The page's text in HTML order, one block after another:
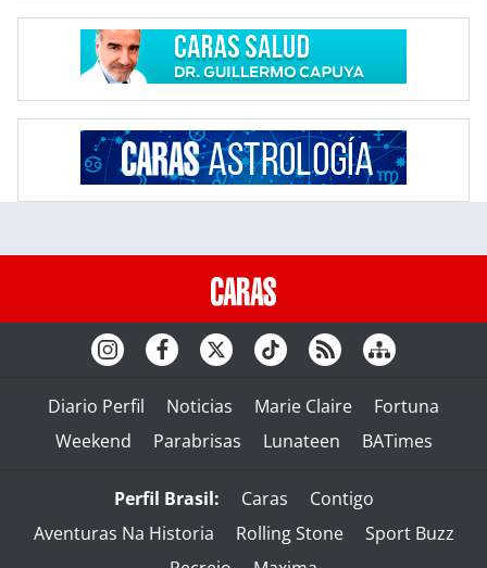
Diario Perfil Noticias Marie Claire
Fortuna
Weekend
Parabrisas Lunateen BATimes
Perfil Brasil: Caras
Contigo
Aventuras Na Historia
Rolling Stone
Sport Buzz